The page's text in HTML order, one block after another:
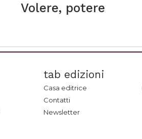
Volere, potere
tab edizioni
Casa editrice
Contatti
Newsletter